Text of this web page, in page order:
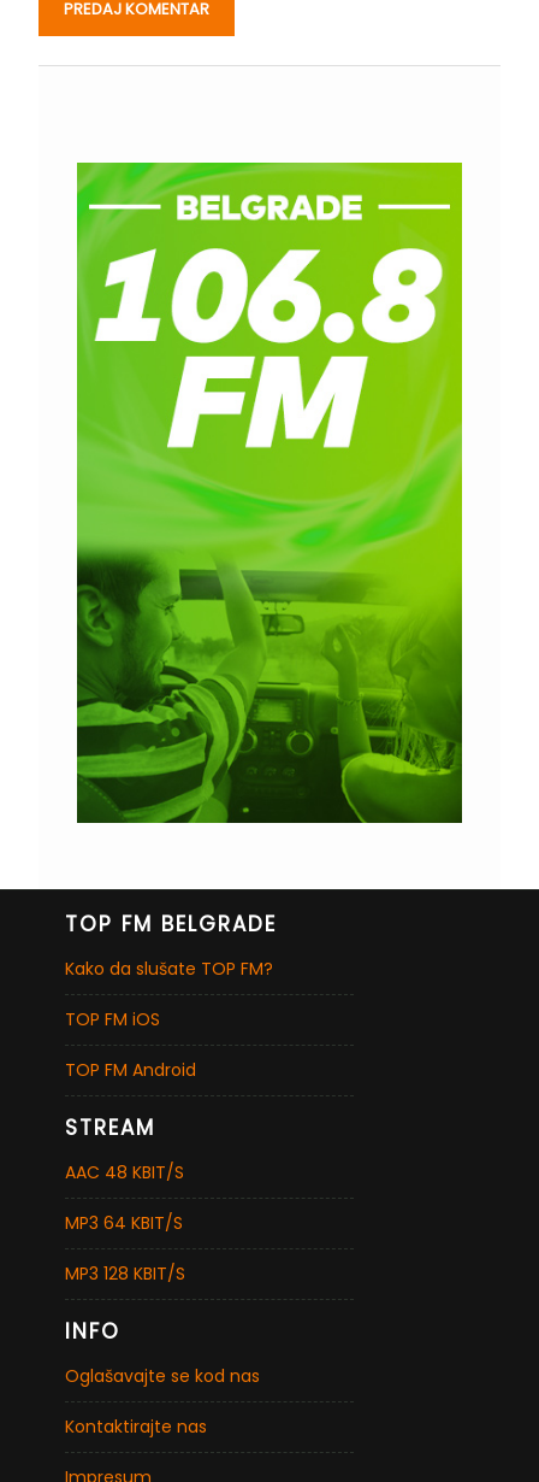
TOP FM BELGRADE
Kako da slušate TOP FM?
TOP FM iOS
TOP FM Android
STREAM
AAC 48 KBIT/S
MP3 64 KBIT/S
MP3 128 KBIT/S
INFO
Oglašavajte se kod nas
Kontaktirajte nas